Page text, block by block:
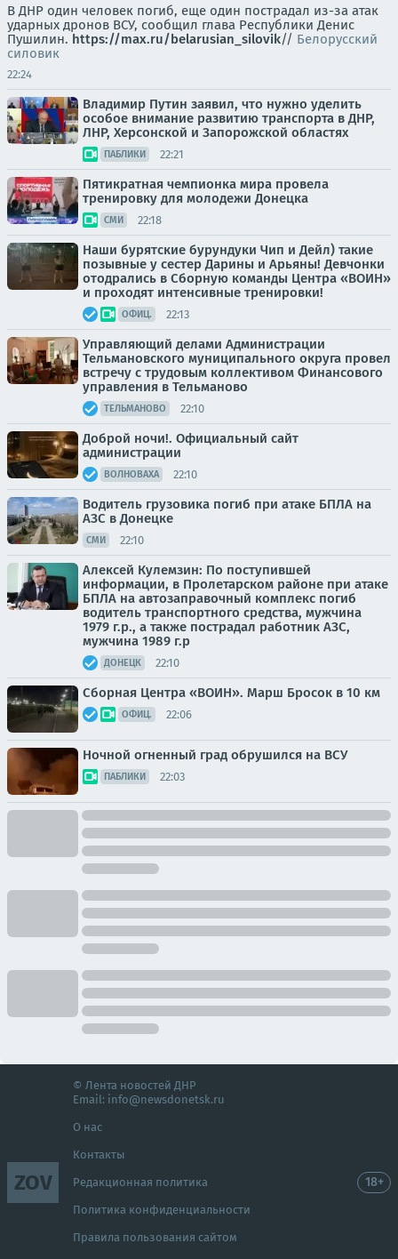
В ДНР один человек погиб, еще один пострадал из-за атак
ударных дронов ВСУ, сообщил глава Республики Денис
Пушилин. https://max.ru/belarusian_silovik// Белорусский
силовик
22:24
Владимир Путин заявил, что нужно уделить
особое внимание развитию транспорта в ДНР,
ЛНР, Херсонской и Запорожской областях
ПАБЛИКИ 22:21
Пятикратная чемпионка мира провела
тренировку для молодежи Донецка
СМИ 22:18
Наши бурятские бурундуки Чип и Дейл) такие
позывные у сестер Дарины и Арьяны! Девчонки
отодрались в Сборную команды Центра «ВОИН»
и проходят интенсивные тренировки!
ОФИЦ. 22:13
Управляющий делами Администрации
Тельмановского муниципального округа провел
встречу с трудовым коллективом Финансового
управления в Тельманово
ТЕЛЬМАНОВО 22:10
Доброй ночи!. Официальный сайт
администрации
ВОЛНОВАХА 22:10
Водитель грузовика погиб при атаке БПЛА на
АЗС в Донецке
СМИ 22:10
Алексей Кулемзин: По поступившей
информации, в Пролетарском районе при атаке
БПЛА на автозаправочный комплекс погиб
водитель транспортного средства, мужчина
1979 г.р., а также пострадал работник АЗС,
мужчина 1989 г.р
ДОНЕЦК 22:10
Сборная Центра «ВОИН». Марш Бросок в 10 км
ОФИЦ. 22:06
Ночной огненный град обрушился на ВСУ
ПАБЛИКИ 22:03
ZOV
© Лента новостей ДНР
Email: info@newsdonetsk.ru
О нас
Контакты
Редакционная политика
Политика конфиденциальности
Правила пользования сайтом
18+